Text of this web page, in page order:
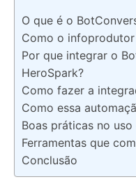
O que é o
Como o
Por que integrar o
HeroSpark?
Como fazer a
Como essa
Boas práticas no
Ferramentas que
Conclusão